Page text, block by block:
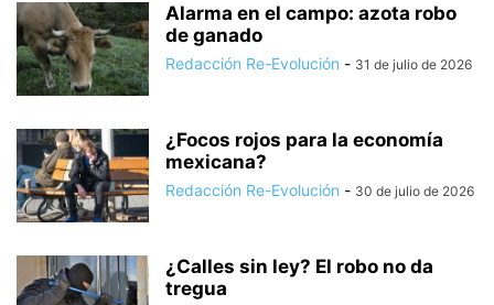
Alarma en el campo: azota robo
de ganado
Redacción Re-Evolución - 31 de julio de 2026
¿Focos rojos para la economía
mexicana?
Redacción Re-Evolución - 30 de julio de 2026
¿Calles sin ley? El robo no da
tregua